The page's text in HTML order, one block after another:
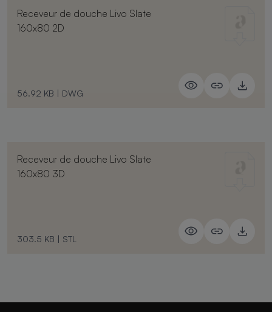
Receveur de douche Livo Slate
160x80 2D
56.92 KB | DWG
Receveur de douche Livo Slate
160x80 3D
303.5 KB | STL